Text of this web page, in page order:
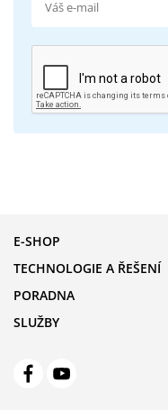
E-SHOP
TECHNOLOGIE A ŘEŠENÍ
PORADNA
SLUŽBY